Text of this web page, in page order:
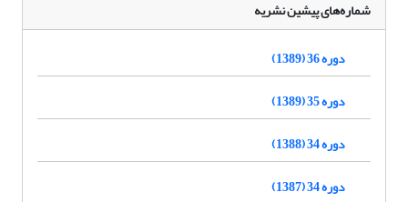
شماره‌های پیشین نشریه
دوره 36 (1389)
دوره 35 (1389)
دوره 34 (1388)
دوره 34 (1387)